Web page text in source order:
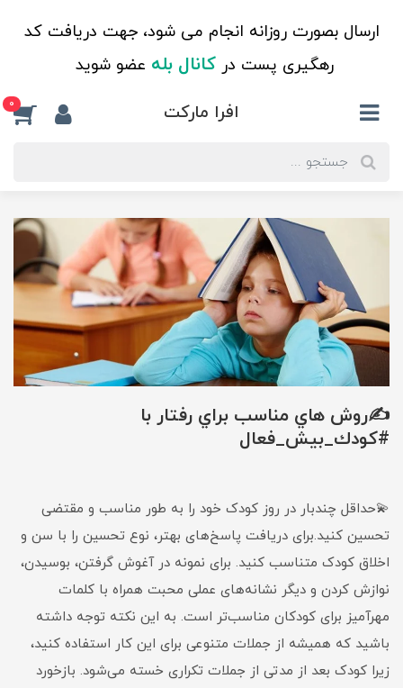
ارسال بصورت روزانه انجام می شود، جهت دریافت کد
رهگیری پست درکانال بله عضو شوید
افرا مارکت 0
✍روش هاي مناسب براي رفتار با
#كودك_بيش_فعال
💫حداقل چندبار در روز کودک خود را به طور مناسب و مقتضی
تحسین کنید.برای دریافت پاسخ‌های بهتر، نوع تحسین را با سن و
اخلاق کودک متناسب کنید. برای نمونه در آغوش گرفتن، بوسیدن،
نوازش کردن و دیگر نشانه‌های عملی محبت همراه با کلمات
مهرآمیز برای کودکان مناسب‌تر است. به این نکته توجه داشته
باشید که همیشه از جملات متنوعی برای این کار استفاده کنید،
زیرا کودک بعد از مدتی از جملات تکراری خسته می‌شود. بازخورد